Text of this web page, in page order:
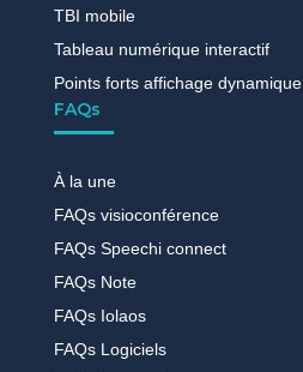
TBI mobile
Tableau numérique interactif
Points forts affichage dynamique
FAQs
À la une
FAQs visioconférence
FAQs Speechi connect
FAQs Note
FAQs Iolaos
FAQs Logiciels